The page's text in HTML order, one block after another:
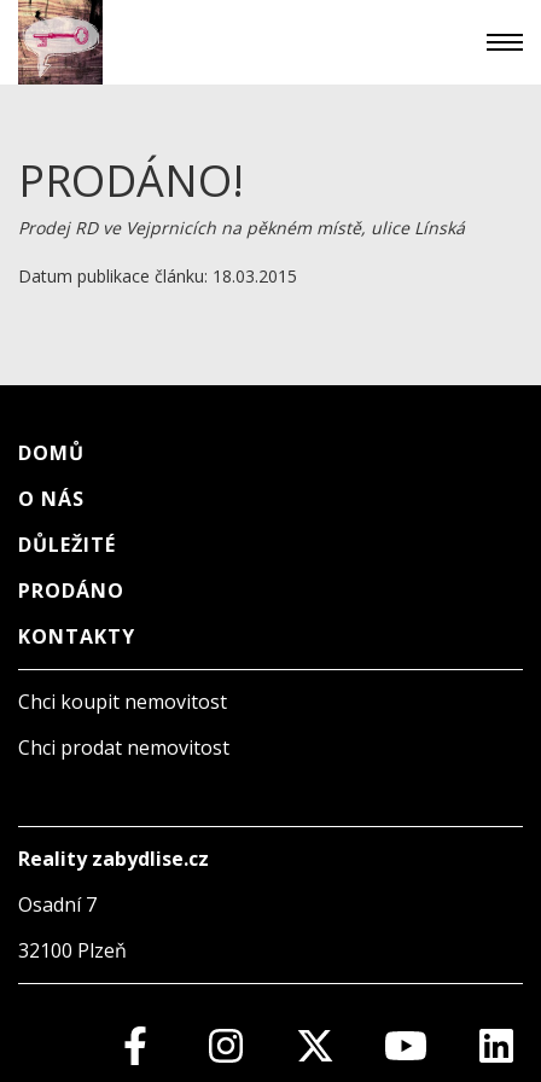
PRODÁNO!
Prodej RD ve Vejprnicích na pěkném místě, ulice Línská
Datum publikace článku: 18.03.2015
DOMŮ
O NÁS
DŮLEŽITÉ
PRODÁNO
KONTAKTY
Chci koupit nemovitost
Chci prodat nemovitost
Reality zabydlise.cz
Osadní 7
32100 Plzeň